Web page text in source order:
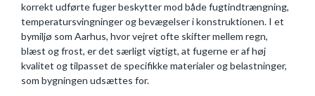
korrekt udførte fuger beskytter mod både fugtindtrængning,
temperatursvingninger og bevægelser i konstruktionen. I et
bymiljø som Aarhus, hvor vejret ofte skifter mellem regn,
blæst og frost, er det særligt vigtigt, at fugerne er af høj
kvalitet og tilpasset de specifikke materialer og belastninger,
som bygningen udsættes for.